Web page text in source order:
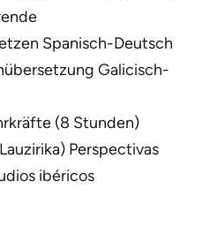
Spanisch-Deutsch
Galicisch-
(8 Stunden)
Perspectivas
ibéricos